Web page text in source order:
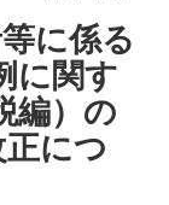
に係る
に関す
編）の
につ